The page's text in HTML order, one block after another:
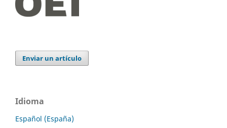
Enviar un artículo
Idioma
Español (España)